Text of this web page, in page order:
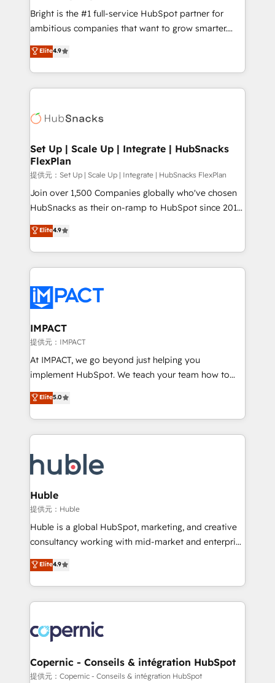
RevOps and AI-driven sales enablement • Website
design and CMS development • ERP integration: SAP,
and CRM migration from any platform •
Client/member portals built on HubSpot • Custom
WooCommerce, BuilderTrend, and more Experience
the difference — reach out to see how AI + HubSpot
Bright is the #1 full-service HubSpot partner for
ambitious companies that want to grow smarter.
From HubSpot onboarding, to training, from
developing a new website to lead generation and
digital marketing; we do it all (and with great
results)! In short, our services include: - HubSpot
HubSpot development: websites, custom modules,
marketing, advertising, campaigns, content and
design We connect people, data and technology to
improve customer experiences. With our bright
people, exciting ideas and can-do mentality, we
ensure revenue growth on a daily basis. So tell us
team of 100+ experts is ready for you! Driving digital
growth | www.brightdigital.com
Elite4.9
Set Up | Scale Up | Integrate | HubSnacks
FlexPlan
提供元：Set Up | Scale Up | Integrate | HubSnacks FlexPlan
Join over 1,500 Companies globally who've chosen
HubSnacks as their on-ramp to HubSpot since 2014
Simple pay-as-you-go plans that accelerate value...
1️⃣ Set Up | Onboarding New or Check-fixing existing
HubSpot portals 2️⃣ Scale Up | 100% HubSpot Task
Execution... Global 24/7 ... All Experts 3️⃣ Integrate |
Slash months from your API Integration project... ⬅️
Click "Contact Business" ⬅️ to access 150+ Kickstart
Integration templates that put HubSpot in the center
of your tech stack, syncing... 🛍️ Shopify or
WooCommerce 💲 Stripe or Paypal 💰 Sage or
Netsuite 🤖 Google or Microsoft ✍️ DocuSign or
the rare Advanced "Custom Integrations"
Accreditation, securely sync data across... 🔄 any
new HubSpot portal with Advanced Website and
CRM Migrations using our in-house "HubScrub" Tool.
Elite4.9
IMPACT
提供元：IMPACT
At IMPACT, we go beyond just helping you
implement HubSpot. We teach your team how to
master it. As the creators of the Endless Customers
System™ (the next evolution of They Ask, You
Answer), we’re the only HubSpot partner built
entirely around coaching and training. That means
skills, processes, and internal team you need to
attract the right buyers, close deals faster, and grow
without outside dependencies. You’ll learn how to: •
Set up, audit, and organize your HubSpot portal •
Get your sales team fully using HubSpot • Track
pipeline and revenue across the entire buyer journey
growth • Create content and videos that attract
buyers • Use AI to scale smarter Our coaching-led
lasts. So if you're ready to become the most trusted
voice in your market, let’s talk.
Elite5.0
Huble
提供元：Huble
Huble is a global HubSpot, marketing, and creative
consultancy working with mid-market and enterprise
businesses. We go beyond implementation, shaping
the strategy, processes, and teams that turn
HubSpot into a genuine growth engine. Named
HubSpot's Global Partner of the Year in 2024,
worldwide, and with over 15 years in the ecosystem,
Huble has built a track record that speaks for itself.
One company, one operating model, delivering
across offices and consulting teams in the UK, USA,
Elite4.9
Copernic - Conseils & intégration HubSpot
提供元：Copernic - Conseils & intégration HubSpot